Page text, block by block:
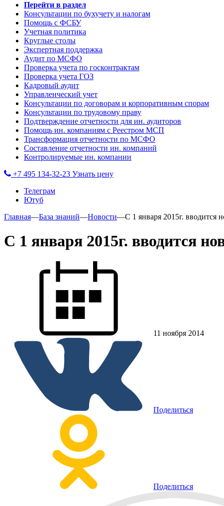
Перейти в раздел
Консультации по бухучету и налогам
Помощь с ФСБУ
Учетная политика
Круглые столы
Экспертная поддержка
Аудит по МСФО
Проверка учета по госконтрактам
Проверка учета ГОЗ
Кадровый аудит
Управленческий учет
Консультации по договорам и корпоративным спорам
Консультации по трудовому праву
Подтверждение отчетности для ин. аудиторов
Помощь ин. компаниям с Реестром МСП
Трансформация отчетности по МСФО
Составление отчетности ин. компаний
Контролируемые ин. компании
+7 495 134-32-23 Узнать цену
Телеграм
Ютуб
Главная—База знаний—Новости—С 1 января 2015г. вводится
С 1 января 2015г. вводится
11 ноября 2014
Поделиться
Поделиться